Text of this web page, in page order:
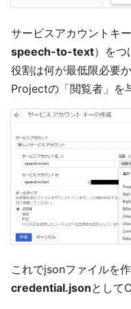
サービスアカウントキ
speech-to-text）をつ
役割は何が最低限必要
Projectの「閲覧者」を
これでjsonファイルを
credential.jsonとして